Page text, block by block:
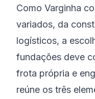
Como Varginha
variados, da
logísticos, a
fundações deve
frota própria e
reúne os três